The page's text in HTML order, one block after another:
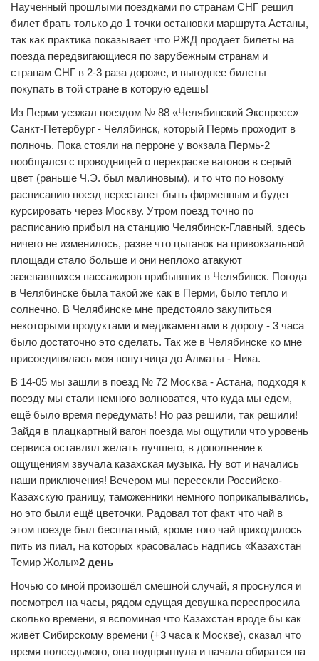
Наученный прошлыми поездками по странам СНГ решил
билет брать только до 1 точки остановки маршрута Астаны,
так как практика показывает что РЖД продает билеты на
поезда передвигающиеся по зарубежным странам и
странам СНГ в 2-3 раза дороже, и выгоднее билеты
покупать в той стране в которую едешь!
Из Перми уезжал поездом № 88 «Челябинский Экспресс»
Санкт-Петербург - Челябинск, который Пермь проходит в
полночь. Пока стояли на перроне у вокзала Пермь-2
пообщался с проводницей о перекраске вагонов в серый
цвет (раньше Ч.Э. был малиновым), и то что по новому
расписанию поезд перестанет быть фирменным и будет
курсировать через Москву. Утром поезд точно по
расписанию прибыл на станцию Челябинск-Главный, здесь
ничего не изменилось, разве что цыганок на привокзальной
площади стало больше и они неплохо атакуют
зазевавшихся пассажиров прибывших в Челябинск. Погода
в Челябинске была такой же как в Перми, было тепло и
солнечно. В Челябинске мне предстояло закупиться
некоторыми продуктами и медикаментами в дорогу - 3 часа
было достаточно это сделать. Так же в Челябинске ко мне
присоединялась моя попутчица до Алматы - Ника.
В 14-05 мы зашли в поезд № 72 Москва - Астана, подходя к
поезду мы стали немного волноватся, что куда мы едем,
ещё было время передумать! Но раз решили, так решили!
Зайдя в плацкартный вагон поезда мы ощутили что уровень
сервиса оставлял желать лучшего, в дополнение к
ощущениям звучала казахская музыка. Ну вот и начались
наши приключения! Вечером мы пересекли Российско-
Казахскую границу, таможенники немного поприкапывались,
но это были ещё цветочки. Радовал тот факт что чай в
этом поезде был бесплатный, кроме того чай приходилось
пить из пиал, на которых красовалась надпись «Казахстан
Темир Жолы»2 день
Ночью со мной произошёл смешной случай, я проснулся и
посмотрел на часы, рядом едущая девушка переспросила
сколько времени, я вспоминая что Казахстан вроде бы как
живёт Сибирскому времени (+3 часа к Москве), сказал что
время полседьмого, она подпрыгнула и начала обиратся на